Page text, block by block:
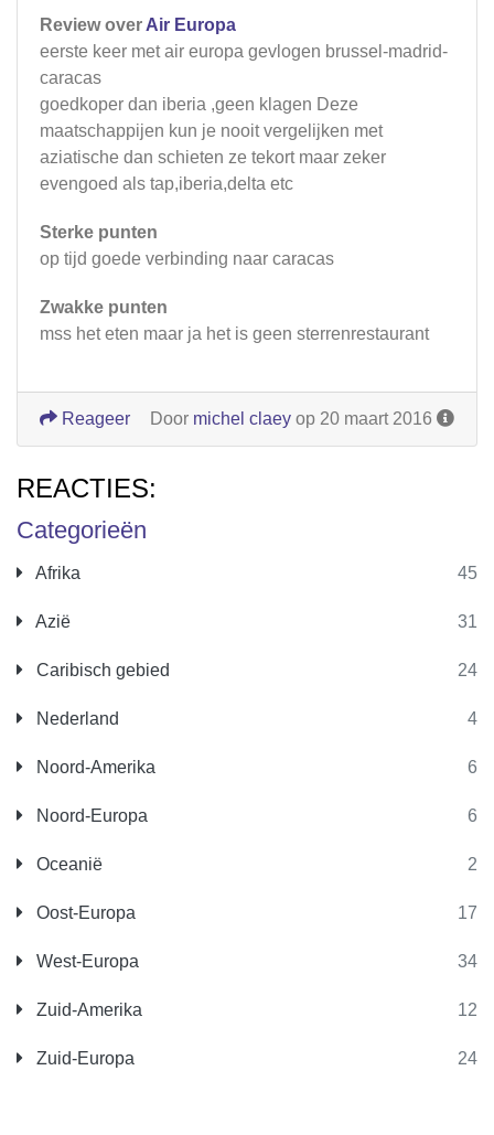
Categorieën
Afrika 45
Azië 31
Caribisch gebied 24
Nederland 4
Noord-Amerika 6
Noord-Europa 6
Oceanië 2
Oost-Europa 17
West-Europa 34
Zuid-Amerika 12
Zuid-Europa 24
Review over Air Europa
eerste keer met air europa gevlogen brussel-madrid-
caracas
goedkoper dan iberia ,geen klagen Deze
maatschappijen kun je nooit vergelijken met
aziatische dan schieten ze tekort maar zeker
evengoed als tap,iberia,delta etc
Sterke punten
op tijd goede verbinding naar caracas
Zwakke punten
mss het eten maar ja het is geen sterrenrestaurant
Door michel claey op 20 maart 2016
Reageer
REACTIES: